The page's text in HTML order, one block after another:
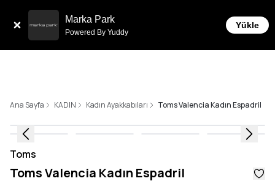
Marka Park
Powered By Yuddy
Yükle
Ana Sayfa KADIN Kadın Ayakkabıları Toms Valencia Kadın Espadril
Toms
Toms Valencia Kadın Espadril